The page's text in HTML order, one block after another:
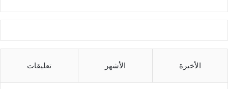
الأخيرة الأشهر تعليقات